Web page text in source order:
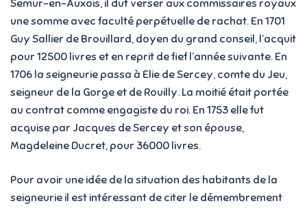
Semur-en-Auxois, il dut verser aux commissaires royaux
une somme avec faculté perpétuelle de rachat. En 1701
Guy Sallier de Brouillard, doyen du grand conseil, l’acquit
pour 12500 livres et en reprit de fief l’année suivante. En
1706 la seigneurie passa à Elie de Sercey, comte du Jeu,
seigneur de la Gorge et de Rouilly. La moitié était portée
au contrat comme engagiste du roi. En 1753 elle fut
acquise par Jacques de Sercey et son épouse,
Magdeleine Ducret, pour 36000 livres.
Pour avoir une idée de la situation des habitants de la
seigneurie il est intéressant de citer le démembrement